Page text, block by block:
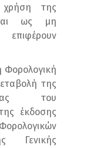
χρήση της
ως μη
Φορολογική
της
του
έκδοσης
Γενικής